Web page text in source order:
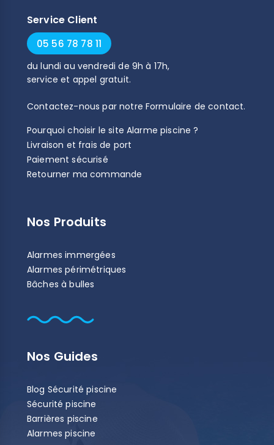
Service Client
05 56 78 78 11
dulundi au vendredi de 9h à 17h,
service et appel gratuit.
Contactez-nous par notre Formulaire de contact.
Pourquoi choisir le site Alarme piscine ?
Livraison et frais de port
Paiement sécurisé
Retourner ma commande
Nos Produits
Alarmes immergées
Alarmes périmétriques
Bâches à bulles
Nos Guides
Blog Sécurité piscine
Sécurité piscine
Barrières piscine
Alarmes piscine